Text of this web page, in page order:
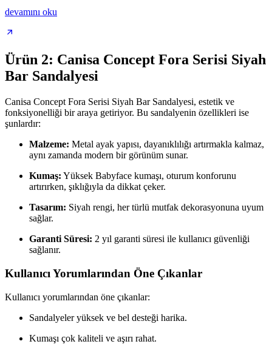
devamını oku
Ürün 2: Canisa Concept Fora Serisi Siyah
Bar Sandalyesi
Canisa Concept Fora Serisi Siyah Bar Sandalyesi, estetik ve
fonksiyonelliği bir araya getiriyor. Bu sandalyenin özellikleri ise
şunlardır:
Malzeme: Metal ayak yapısı, dayanıklılığı artırmakla kalmaz,
aynı zamanda modern bir görünüm sunar.
Kumaş: Yüksek Babyface kumaşı, oturum konforunu
artırırken, şıklığıyla da dikkat çeker.
Tasarım: Siyah rengi, her türlü mutfak dekorasyonuna uyum
sağlar.
Garanti Süresi: 2 yıl garanti süresi ile kullanıcı güvenliği
sağlanır.
Kullanıcı Yorumlarından Öne Çıkanlar
Kullanıcı yorumlarından öne çıkanlar:
Sandalyeler yüksek ve bel desteği harika.
Kumaşı çok kaliteli ve aşırı rahat.